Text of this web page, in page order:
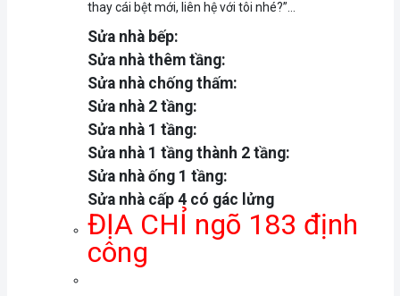
thay cái bệt mới, liên hệ với tôi nhé?”…
Sửa nhà bếp:
Sửa nhà thêm tầng:
Sửa nhà chống thấm:
Sửa nhà 2 tầng:
Sửa nhà 1 tầng:
Sửa nhà 1 tầng thành 2 tầng:
Sửa nhà ống 1 tầng:
Sửa nhà cấp 4 có gác lửng
ĐỊA CHỈ ngõ 183 định
công